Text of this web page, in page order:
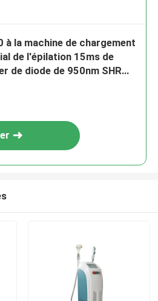
à la machine de chargement
de l'épilation 15ms de
de diode de 950nm SHR